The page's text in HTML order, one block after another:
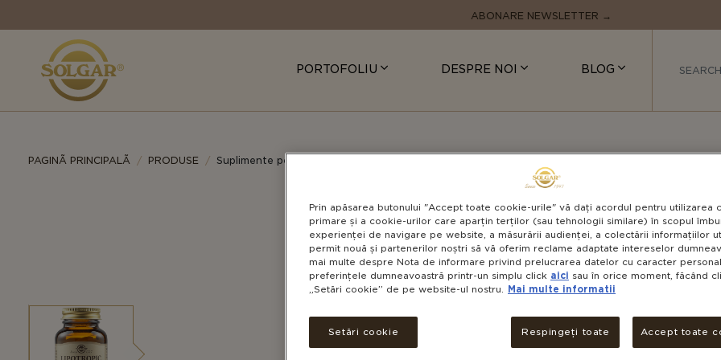
NAVIGATION
ABONARE NEWSLETTER →
PORTOFOLIU DESPRE NOI BLOG
PAGINÃ PRINCIPALÃ PRODUSE Suplimente pentru accelerarea metabolismului
VEGAN
Prin apăsarea butonului "Accept toate cookie-urile" vă dați acordul pentru utilizarea
primare și a cookie-urilor care aparțin terților (sau tehnologii similare) în scopul
experienței de navigare pe website, a măsurării audienței, a colectării informațiilor
permit nouă și partenerilor noștri să vă oferim reclame adaptate intereselor
mai multe despre Nota de informare privind prelucrarea datelor cu caracter
preferințele dumneavoastră printr-un simplu click aici sau în orice moment, făcând
„Setări cookie” de pe website-ul nostru.
Mai multe informatii
Respingeți toate Accept toate
Setări cookie